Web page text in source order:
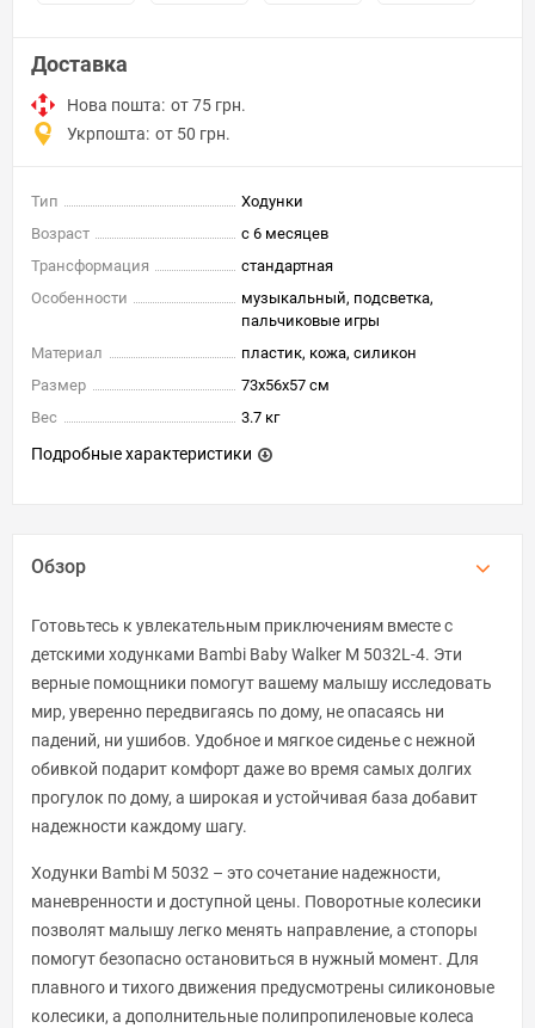
Доставка
Нова пошта: от 75 грн.
Укрпошта: от 50 грн.
Тип
Ходунки
Возраст
с 6 месяцев
Трансформация
стандартная
Особенности
музыкальный, подсветка,
пальчиковые игры
Материал
пластик, кожа, силикон
Размер
73x56x57 см
Вес
3.7 кг
Подробные характеристики
Обзор
Готовьтесь к увлекательным приключениям вместе с
детскими ходунками Bambi Baby Walker M 5032L-4. Эти
верные помощники помогут вашему малышу исследовать
мир, уверенно передвигаясь по дому, не опасаясь ни
падений, ни ушибов. Удобное и мягкое сиденье с нежной
обивкой подарит комфорт даже во время самых долгих
прогулок по дому, а широкая и устойчивая база добавит
надежности каждому шагу.
Ходунки Bambi M 5032 – это сочетание надежности,
маневренности и доступной цены. Поворотные колесики
позволят малышу легко менять направление, а стопоры
помогут безопасно остановиться в нужный момент. Для
плавного и тихого движения предусмотрены силиконовые
колесики, а дополнительные полипропиленовые колеса